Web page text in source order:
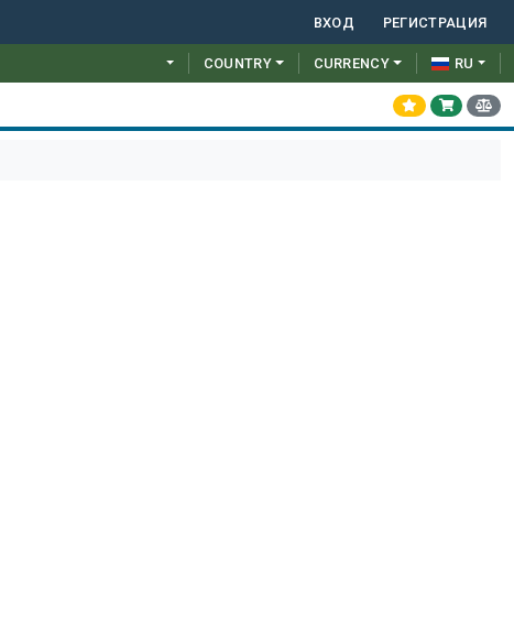
ВХОД РЕГИСТРАЦИЯ
COUNTRY CURRENCY RU